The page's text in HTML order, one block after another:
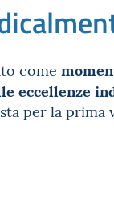
come
eccellenze
per la